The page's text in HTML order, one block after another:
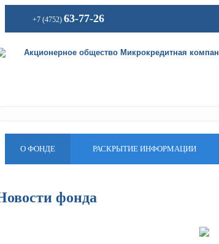
+7 (4752) 63-77-26
Акционерное общество Микрокредитная
О ФОНДЕ РАСКРЫТИЕ ИНФОРМАЦИИ
фонда